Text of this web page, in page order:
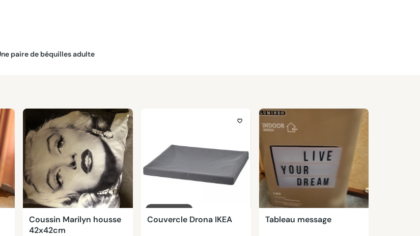
Une paire de béquilles adulte
Coussin Marilyn housse
42x42cm
Couvercle Drona IKEA Tableau message